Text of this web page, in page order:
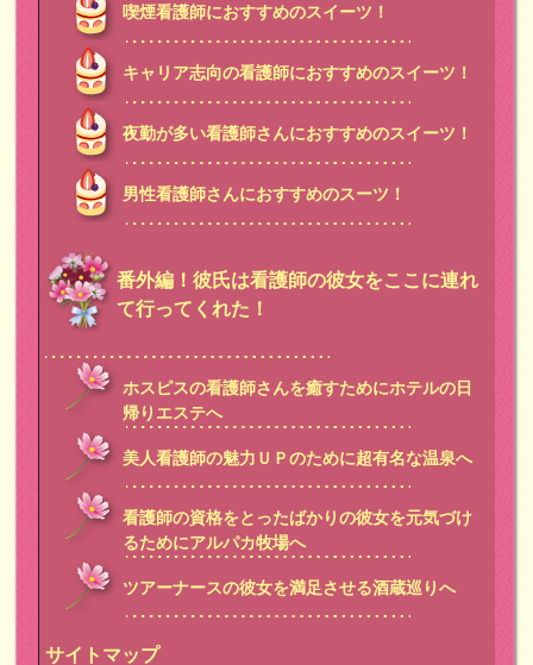
喫煙看護師におすすめのスイーツ！
キャリア志向の看護師におすすめのスイーツ！
夜勤が多い看護師さんにおすすめのスイーツ！
男性看護師さんにおすすめのスーツ！
番外編！彼氏は看護師の彼女をここに連れ
て行ってくれた！
ホスピスの看護師さんを癒すためにホテルの日
帰りエステへ
美人看護師の魅力ＵＰのために超有名な温泉へ
看護師の資格をとったばかりの彼女を元気づけ
るためにアルパカ牧場へ
ツアーナースの彼女を満足させる酒蔵巡りへ
サイトマップ